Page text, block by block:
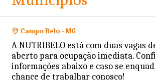
Campo Belo - MG
A NUTRIBELO está com duas vagas
aberto para ocupação imediata.
informações abaixo e caso se
chance de trabalhar conosco!